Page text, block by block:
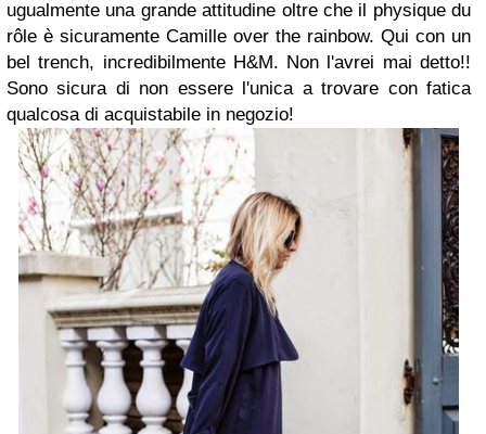
ugualmente una grande attitudine oltre che il physique du
rôle è sicuramente Camille over the rainbow. Qui con un
bel trench, incredibilmente H&M. Non l'avrei mai detto!!
Sono sicura di non essere l'unica a trovare con fatica
qualcosa di acquistabile in negozio!